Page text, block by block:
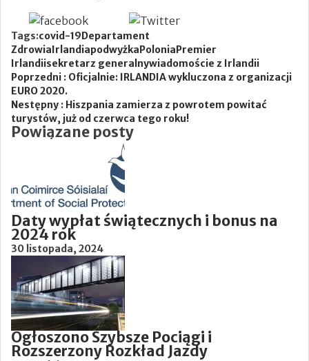
Tags:covid-19 Departament
Zdrowia Irlandiapodwyżka Polonia Premier
Irlandiisekretarz generalnywiadomoście z Irlandii
Poprzedni : Oficjalnie: IRLANDIA wykluczona z organizacji
EURO 2020.
Nestępny : Hiszpania zamierza z powrotem powitać
turystów, już od czerwca tego roku!
Powiązane posty
Daty wypłat świątecznych i bonus na
2024 rok
30 listopada, 2024
Ogłoszono Szybsze Pociągi i
Rozszerzony Rozkład Jazdy